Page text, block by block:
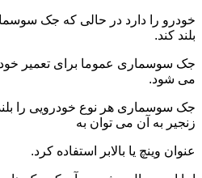
خودرو را دارد در حالی که جک
بلند کند.
جک سوسماری عموما برای تعمیر
می شود.
جک سوسماری هر نوع خودرویی را
زنجیر به آن می توان به
عنوان وینچ یا بالابر استفاده کرد.